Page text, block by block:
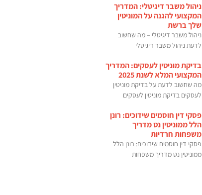
ניהול משבר דיגיטלי: המדריך
המקצועי להגנה על המוניטין
שלך ברשת
ניהול משבר דיגיטלי – מה שחשוב
לדעת ניהול משבר דיגיטלי
בדיקת מוניטין לעסקים: המדריך
המקצועי המלא לשנת 2025
מה שחשוב לדעת על בדיקת מוניטין
לעסקים בדיקת מוניטין לעסקים
פסקי דין חוסמים שידוכים: רונן
הלל ממוניטין נט מדריך
משפחות חרדיות
פסקי דין חוסמים שידוכים: רונן הלל
ממוניטין נט מדריך משפחות